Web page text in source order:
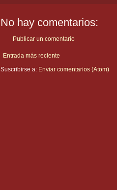
No hay comentarios:
Publicar un comentario
Entrada más reciente
Suscribirse a: Enviar comentarios (Atom)